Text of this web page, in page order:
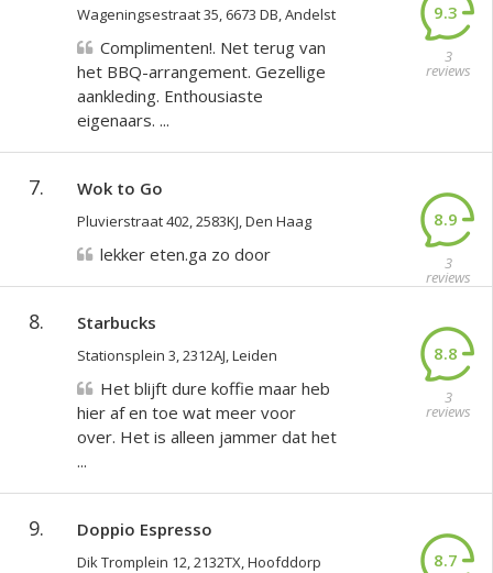
Wageningsestraat 35, 6673 DB, Andelst 9.3
3
reviews
Complimenten!. Net terug van
het BBQ-arrangement. Gezellige
aankleding. Enthousiaste
eigenaars. ...
7. Wok to Go
Pluvierstraat 402, 2583KJ, Den Haag 8.9
3
reviews
lekker eten.ga zo door
8. Starbucks
Stationsplein 3, 2312AJ, Leiden 8.8
3
reviews
Het blijft dure koffie maar heb
hier af en toe wat meer voor
over. Het is alleen jammer dat het
...
9. Doppio Espresso
Dik Tromplein 12, 2132TX, Hoofddorp 8.7